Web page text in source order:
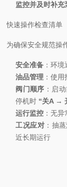
监控并及时补充
快速操作检查清单
为确保安全规范操
安全准备 ：环
油品管理 ：使
阀门顺序 ：启
停机时 “关A →
运行监控 ：无
工况应对 ：抽
近长期运行